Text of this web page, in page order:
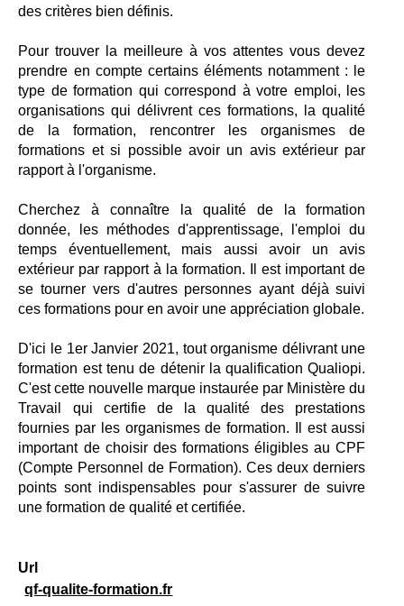
des critères bien définis.
Pour trouver la meilleure à vos attentes vous devez
prendre en compte certains éléments notamment : le
type de formation qui correspond à votre emploi, les
organisations qui délivrent ces formations, la qualité
de la formation, rencontrer les organismes de
formations et si possible avoir un avis extérieur par
rapport à l'organisme.
Cherchez à connaître la qualité de la formation
donnée, les méthodes d'apprentissage, l'emploi du
temps éventuellement, mais aussi avoir un avis
extérieur par rapport à la formation. Il est important de
se tourner vers d'autres personnes ayant déjà suivi
ces formations pour en avoir une appréciation globale.
D'ici le 1er Janvier 2021, tout organisme délivrant une
formation est tenu de détenir la qualification Qualiopi.
C'est cette nouvelle marque instaurée par Ministère du
Travail qui certifie de la qualité des prestations
fournies par les organismes de formation. Il est aussi
important de choisir des formations éligibles au CPF
(Compte Personnel de Formation). Ces deux derniers
points sont indispensables pour s'assurer de suivre
une formation de qualité et certifiée.
Url
qf-qualite-formation.fr